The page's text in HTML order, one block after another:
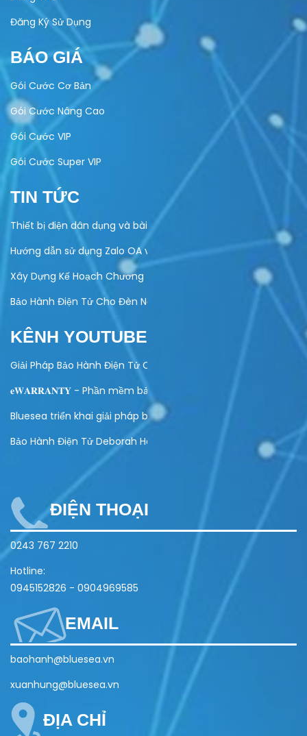
Đăng Ký Sử Dụng
BÁO GIÁ
Gói Cước Cơ Bản
Gói Cước Nâng Cao
Gói Cước VIP
Gói Cước Super VIP
TIN TỨC
Thiết bị điện dân dụng và bài toán quản lý bảo hành
Hướng dẫn sử dụng Zalo OA vào hoạt động kinh doanh của
Xây Dựng Kế Hoạch Chương Trình Khuyến Mại Trực Tuyến
Bảo Hành Điện Tử Cho Đèn Năng Lượng Mặt Trời – Giải Pháp
KÊNH YOUTUBE
Giải Pháp Bảo Hành Điện Tử Cho Ngành Điện Máy
𝐞𝐖𝐀𝐑𝐑𝐀𝐍𝐓𝐘 - Phần mềm bảo hành điện tử toàn diện
Bluesea triển khai giải pháp bảo hành điện tử cho Olivo
Bảo Hành Điện Tử Deborah Home
ĐIỆN THOẠI
0243 767 2210
Hotline:
0945152826 - 0904969585
EMAIL
baohanh@bluesea.vn
xuanhung@bluesea.vn
ĐỊA CHỈ